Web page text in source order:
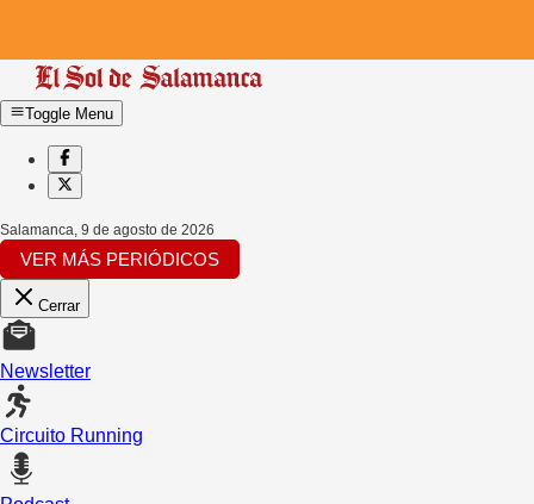
Toggle Menu
Salamanca, 9 de agosto de 2026
VER MÁS PERIÓDICOS
Cerrar
Newsletter
Circuito Running